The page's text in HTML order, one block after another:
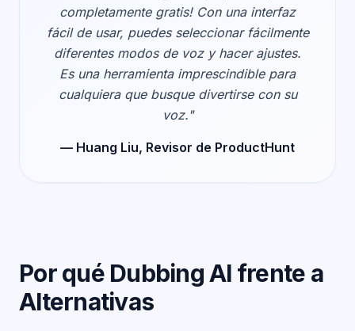
completamente gratis! Con una interfaz
fácil de usar, puedes seleccionar fácilmente
diferentes modos de voz y hacer ajustes.
Es una herramienta imprescindible para
cualquiera que busque divertirse con su
voz."
— Huang Liu, Revisor de ProductHunt
Por qué Dubbing AI frente a
Alternativas